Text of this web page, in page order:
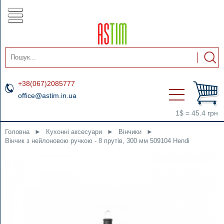
+38(067)2085777
office@astim.in.ua
1$ = 45.4 грн
Головна ► Кухонні аксесуари ► Вінчики
►
Вінчик з нейлоновою ручкою - 8 прутів, 300 мм 509104 Hendi